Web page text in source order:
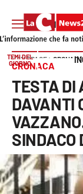
SEZIONI
Cronaca
Politica
Attualità
Vai
TEMI DEL
GIORNO
HOME PAGE CRONACA
CRONACA
TESTA DI
DAVANTI
SINDACO